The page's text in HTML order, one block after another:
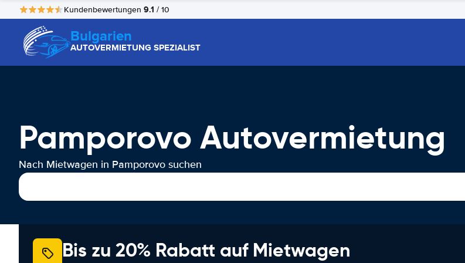
Kundenbewertungen 9.1 / 10
Bulgarien
AUTOVERMIETUNG SPEZIALIST
Pamporovo Autovermietung
Nach Mietwagen in Pamporovo suchen
Bis zu 20% Rabatt auf Mietwagen